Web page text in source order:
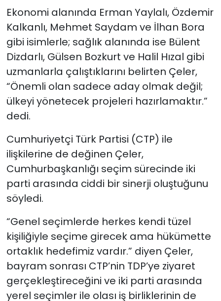
Ekonomi alanında Erman Yaylalı, Özdemir
Kalkanlı, Mehmet Saydam ve İlhan Bora
gibi isimlerle; sağlık alanında ise Bülent
Dizdarlı, Gülsen Bozkurt ve Halil Hızal gibi
uzmanlarla çalıştıklarını belirten Çeler,
“Önemli olan sadece aday olmak değil;
ülkeyi yönetecek projeleri hazırlamaktır.”
dedi.
Cumhuriyetçi Türk Partisi (CTP) ile
ilişkilerine de değinen Çeler,
Cumhurbaşkanlığı seçim sürecinde iki
parti arasında ciddi bir sinerji oluştuğunu
söyledi.
“Genel seçimlerde herkes kendi tüzel
kişiliğiyle seçime girecek ama hükümette
ortaklık hedefimiz vardır.” diyen Çeler,
bayram sonrası CTP’nin TDP’ye ziyaret
gerçekleştireceğini ve iki parti arasında
yerel seçimler ile olası iş birliklerinin de